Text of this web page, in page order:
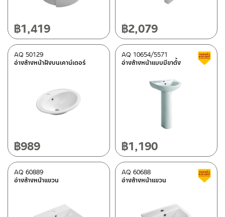
฿1,419 ฿2,079
อ่างล้างหน้าฝังบนเคาน์เตอร์
AQ 50129
฿989
อ่างล้างหน้าแบบมีขาตั้ง
AQ 10654/5571
฿1,190
อ่างล้างหน้าแขวน
AQ 60889
อ่างล้างหน้าแขวน
AQ 60688